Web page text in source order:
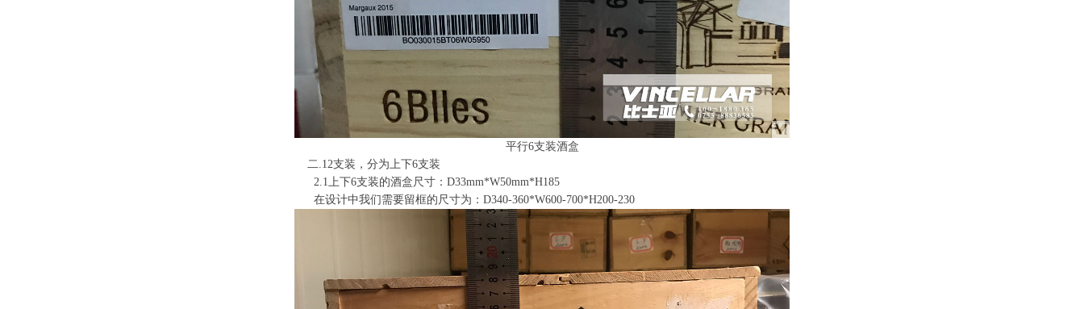
平行6支装酒盒
二.12支装，分为上下6支装
2.1上下6支装的酒盒尺寸：D33mm*W50mm*H185
在设计中我们需要留框的尺寸为：D340-360*W600-700*H200-230